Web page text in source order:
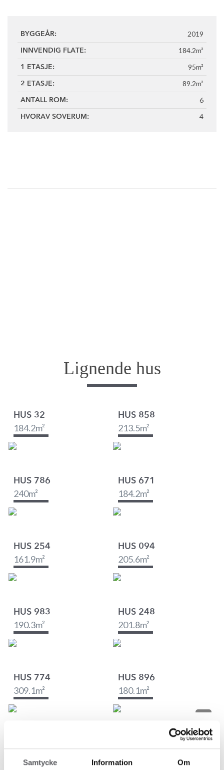
Samtycke Information Om
BYGGEÅR: 2019
INNVENDIG FLATE: 184.2m²
1 ETASJE: 95m²
2 ETASJE: 89.2m²
ANTALL ROM: 6
HVORAV SOVERUM: 4
Lignende hus
HUS 32
184.2m²
HUS 858
213.5m²
HUS 786
240m²
HUS 671
184.2m²
HUS 254
161.9m²
HUS 094
205.6m²
HUS 983
190.3m²
HUS 248
201.8m²
HUS 774
309.1m²
HUS 896
180.1m²